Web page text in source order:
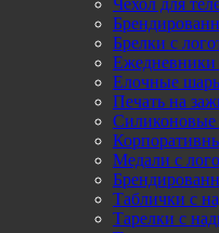
Чехол для
Брелки с
Ежедневники
Елочные
Печать на
Силиконовые
Медали с
Таблички с
Тарелки с